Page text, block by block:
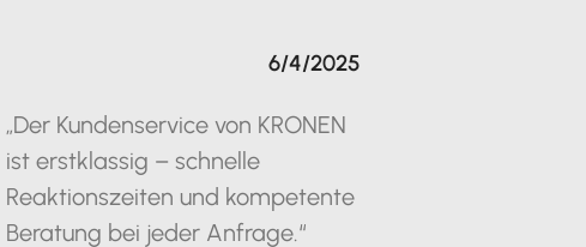
„Der Kundenservice von KRONEN
ist erstklassig – schnelle
Reaktionszeiten und kompetente
Beratung bei jeder Anfrage.“
6/4/2025